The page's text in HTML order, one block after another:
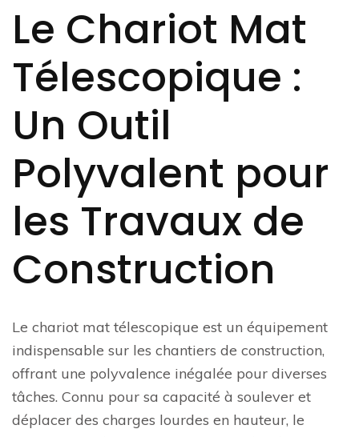
Le Chariot Mat
Télescopique :
Un Outil
Polyvalent pour
les Travaux de
Construction
Le chariot mat télescopique est un équipement
indispensable sur les chantiers de construction,
offrant une polyvalence inégalée pour diverses
tâches. Connu pour sa capacité à soulever et
déplacer des charges lourdes en hauteur, le